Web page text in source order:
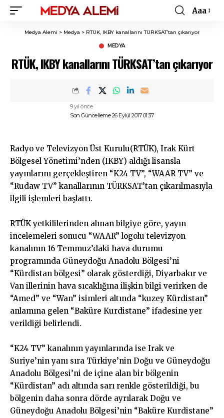
Font
Aaa
Medya Alemi > Medya > RTÜK, IKBY kanallarını TÜRKSAT’tan çıkarıyor
MEDYA
RTÜK, IKBY kanallarını TÜRKSAT’tan çıkarıyor
Son Güncelleme 26 Eylül 2017 01:37
9 yıl önce
Radyo ve Televizyon Üst Kurulu(RTÜK), Irak Kürt
Bölgesel Yönetimi’nden (IKBY) aldığı lisansla
yayınlarını gerçekleştiren “K24 TV”, “WAAR TV” ve
“Rudaw TV” kanallarının TÜRKSAT’tan çıkarılmasıyla
ilgili işlemleri başlattı.
RTÜK yetkililerinden alınan bilgiye göre, yayın
incelemeleri sonucu “WAAR” logolu televizyon
kanalının 16 Temmuz’daki hava durumu
programında Güneydoğu Anadolu Bölgesi’ni
“Kürdistan bölgesi” olarak gösterdiği, Diyarbakır ve
Van illerinin hava sıcaklığına ilişkin bilgi verirken de
“Amed” ve “Wan” isimleri altında “kuzey Kürdistan”
anlamına gelen “Baküre Kurdistane” ifadesine yer
verildiği belirlendi.
“K24 TV” kanalının yayınlarında ise Irak ve
Suriye’nin yanı sıra Türkiye’nin Doğu ve Güneydoğu
Anadolu Bölgesi’ni de içine alan bir bölgenin
“Kürdistan” adı altında sarı renkle gösterildiği, bu
bölgenin daha sonra dörde ayrılarak Doğu ve
Güneydoğu Anadolu Bölgesi’nin “Baküre Kurdistane”